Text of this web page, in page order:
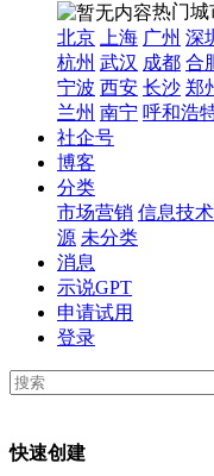
热门城
北京
上海 广州 深
杭州 武汉 成都 合
宁波 西安 长沙 郑
兰州 南宁 呼和浩
社企号
博客
分类
市场营销 信息技术
源 未分类
消息
示说GPT
申请试用
登录
快速创建